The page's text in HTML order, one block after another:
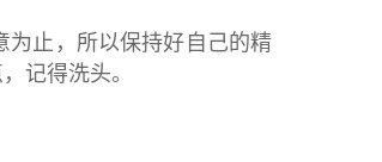
止，所以保持好自己的精
记得洗头。